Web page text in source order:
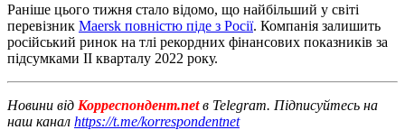
Раніше цього тижня стало відомо, що найбільший у світі
перевізник Maersk повністю піде з Росії. Компанія залишить
російський ринок на тлі рекордних фінансових показників за
підсумками ІІ кварталу 2022 року.
Новини від Корреспондент.netв Telegram. Підписуйтесь на
наш канал https://t.me/korrespondentnet